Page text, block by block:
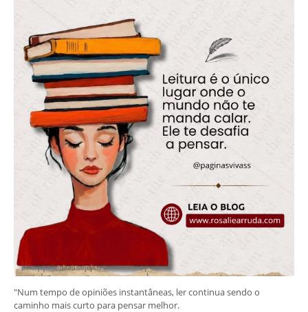
"Num tempo de opiniões instantâneas, ler continua sendo o
caminho mais curto para pensar melhor.